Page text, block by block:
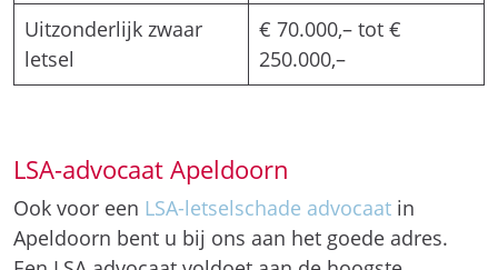
Uitzonderlijk zwaar
letsel
€ 70.000,– tot €
250.000,–
LSA-advocaat Apeldoorn
Ook voor een LSA-letselschade advocaat in
Apeldoorn bent u bij ons aan het goede adres.